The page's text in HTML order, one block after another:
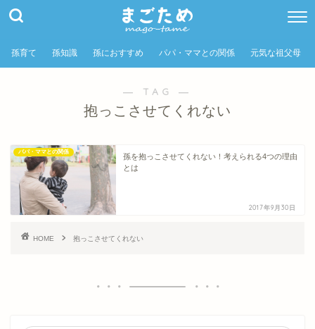
孫育て 孫知識 孫におすすめ パパ・ママとの関係 元気な祖父母
― TAG ―
抱っこさせてくれない
パパ・ママとの関係
孫を抱っこさせてくれない！考えられる4つの理由
とは
2017年9月30日
HOME 抱っこさせてくれない